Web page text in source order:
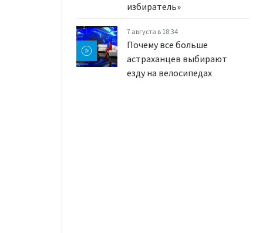
избиратель»
7 августа в 18:34
Почему все больше
астраханцев выбирают
езду на велосипедах